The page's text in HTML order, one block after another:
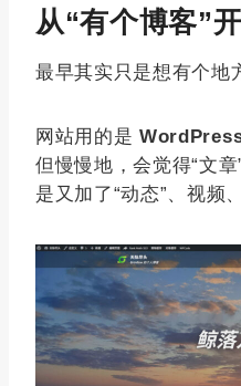
从“有个博客”
最早其实只是想有个地
网站用的是
但慢慢地，会觉得“文
是又加了“动态”、视频